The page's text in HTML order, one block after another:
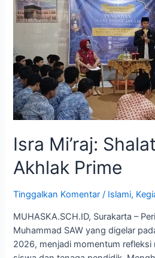
Isra Mi’raj:
Akhlak Prime
Tinggalkan Komentar / Islami,
MUHASKA.SCH.ID, Surakarta –
Muhammad SAW yang digelar
2026, menjadi momentum refleksi